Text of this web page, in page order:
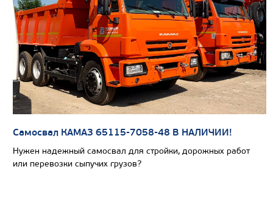
Цена по запросу
Производитель
Самосвал КАМАЗ 65115-7058-48 В НАЛИЧИИ!
Нужен надежный самосвал для стройки, дорожных работ
или перевозки сыпучих грузов?